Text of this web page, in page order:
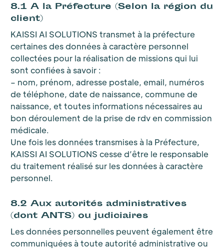
8.1 A la Préfecture (Selon la région du
client)
KAISSI AI SOLUTIONS transmet à la préfecture
certaines des données à caractère personnel
collectées pour la réalisation de missions qui lui
sont confiées à savoir :
– nom, prénom, adresse postale, email, numéros
de téléphone, date de naissance, commune de
naissance, et toutes informations nécessaires au
bon déroulement de la prise de rdv en commission
médicale.
Une fois les données transmises à la Préfecture,
KAISSI AI SOLUTIONS cesse d’être le responsable
du traitement réalisé sur les données à caractère
personnel.
8.2 Aux autorités administratives
(dont ANTS) ou judiciaires
Les données personnelles peuvent également être
communiquées à toute autorité administrative ou